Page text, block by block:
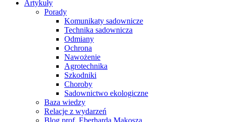
Artykuły
Porady
Komunikaty sadownicze
Technika sadownicza
Odmiany
Ochrona
Nawożenie
Agrotechnika
Szkodniki
Choroby
Sadownictwo ekologiczne
Baza wiedzy
Relacje z wydarzeń
Blog prof. Eberharda Makosza